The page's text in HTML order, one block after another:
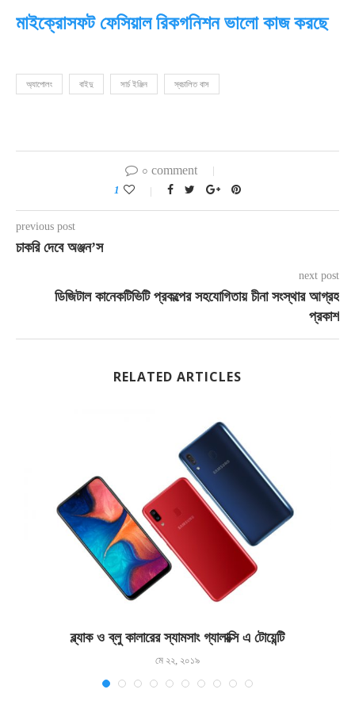
মাইক্রোসফট ফেসিয়াল রিকগনিশন ভালো কাজ করছে
অ্যাপোলং বাইদু সার্চ ইঞ্জিন স্বচালিত বাস
০ comment
1
previous post
চাকরি দেবে অঞ্জন’স
next post
ডিজিটাল কানেকটিভিটি প্রকল্পের সহযোগিতায় চীনা সংস্থার আগ্রহ
প্রকাশ
RELATED ARTICLES
ব্ল্যাক ও ব্লু কালারের স্যামসাং গ্যালাক্সি এ টোয়েন্টি
মে ২২, ২০১৯